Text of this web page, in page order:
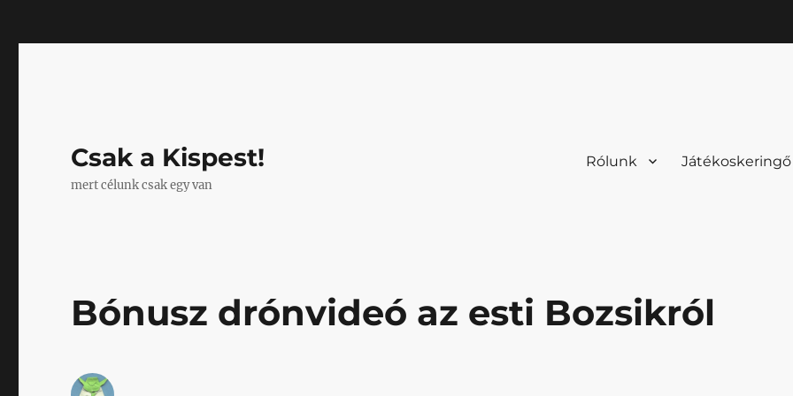
Csak a Kispest!
mert célunk csak egy van
Rólunk Játékoskeringő
Bónusz drónvideó az esti Bozsikról